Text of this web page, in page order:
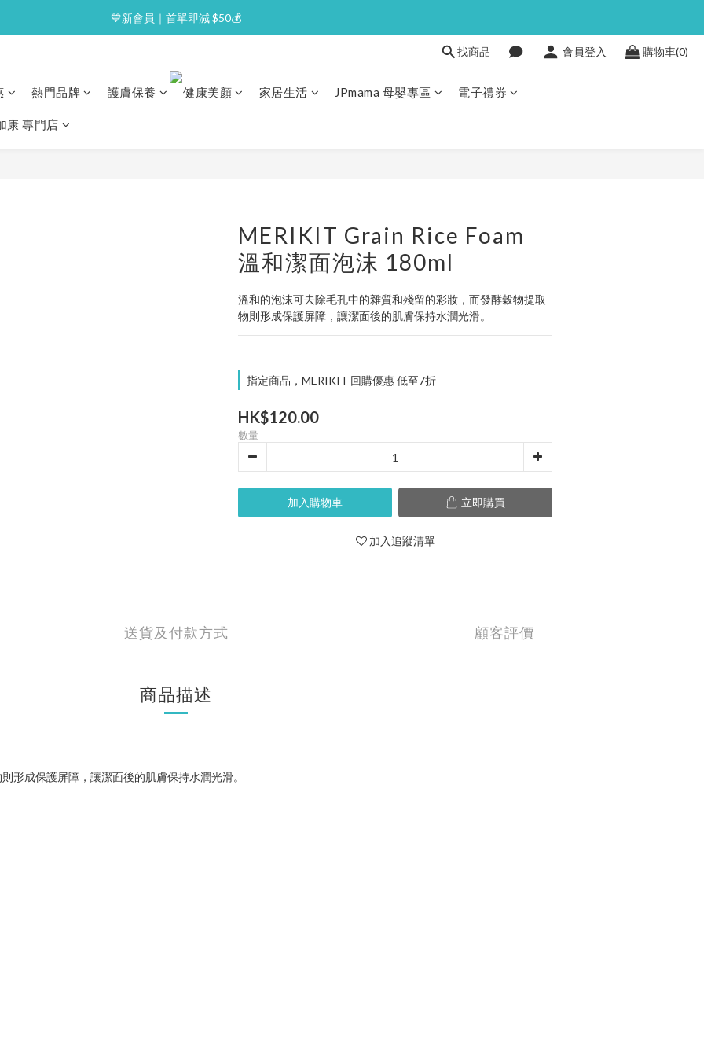
⭐逢星期一malluxe day｜7%購物金回贈
💙新會員｜首單即減 $50💰
找商品 會員登入 購物車(0)
熱門品牌 護膚保養 健康美顏 家居生活 JPmama 母嬰專區 電子禮券
康 專門店
MERIKIT Grain Rice Foam
溫和潔面泡沫 180ml
溫和的泡沫可去除毛孔中的雜質和殘留的彩妝，而發酵穀物提取
物則形成保護屏障，讓潔面後的肌膚保持水潤光滑。
指定商品，MERIKIT 回購優惠 低至7折
HK$120.00
數量
加入購物車 立即購買
加入追蹤清單
送貨及付款方式 顧客評價
商品描述
形成保護屏障，讓潔面後的肌膚保持水潤光滑。